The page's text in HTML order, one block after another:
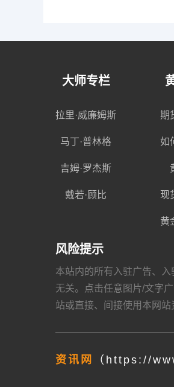
大师专栏
拉里·威廉姆斯
马丁·普林格
吉姆·罗杰斯
戴若·顾比
期
如
现
黄
风险提示
本站内的所有入驻广告、
无关。点击任意图片/文字
站或直接、间接使用本网
资讯网 （https://